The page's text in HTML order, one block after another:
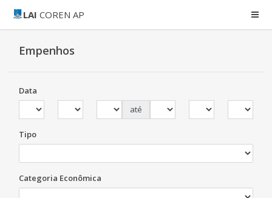
LAI COREN AP
Empenhos
Data
até
Tipo
Categoria Econômica